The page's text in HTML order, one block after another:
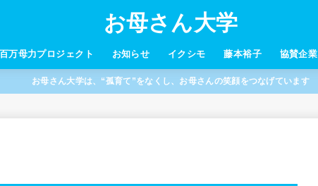
お母さん大学
百万母力プロジェクト お知らせ イクシモ 藤本裕子 協賛企業
お母さん大学は、“孤育て”をなくし、お母さんの笑顔をつなげています